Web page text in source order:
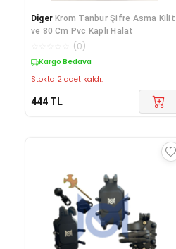
Diger Krom Tanbur Şifre Asma Kilit
ve 80 Cm Pvc Kaplı Halat
(0)
Kargo Bedava
Stokta 2 adet kaldı.
444 TL